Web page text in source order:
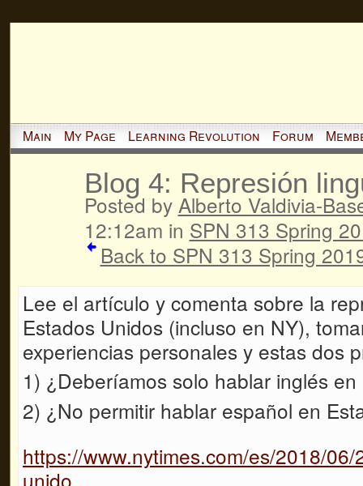
Main My Page Learning Revolution Forum
Blog 4: Represión
Posted by Alberto Valdivia-
12:12am in SPN 313 Spring
Back to SPN 313 Spring
Lee el artículo y comenta sobre la
Estados Unidos (incluso en NY),
experiencias personales y estas dos
1) ¿Deberíamos solo hablar inglés
2) ¿No permitir hablar español en
https://www.nytimes.com/es/2018/
unido...